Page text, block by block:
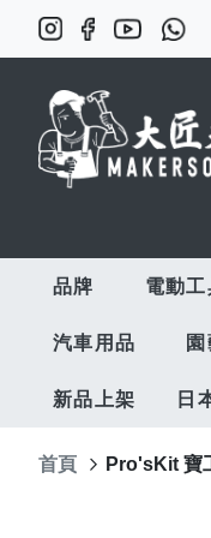
品牌 電動工
汽車用品
新品上架 日
首頁 Pro'sKit 寶